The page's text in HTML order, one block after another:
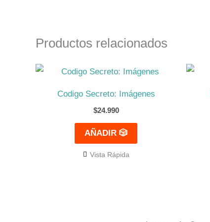
Productos relacionados
Codigo Secreto: Imágenes
$24.990
AÑADIR 🎲
Vista Rápida